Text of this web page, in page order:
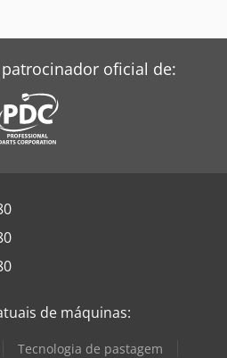
oficial de:
de máquinas:
Tecnologia de pastagem